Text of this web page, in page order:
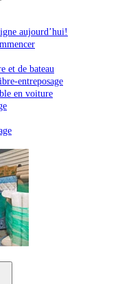
aujourd’hui!
et de bateau
entreposage
en voiture